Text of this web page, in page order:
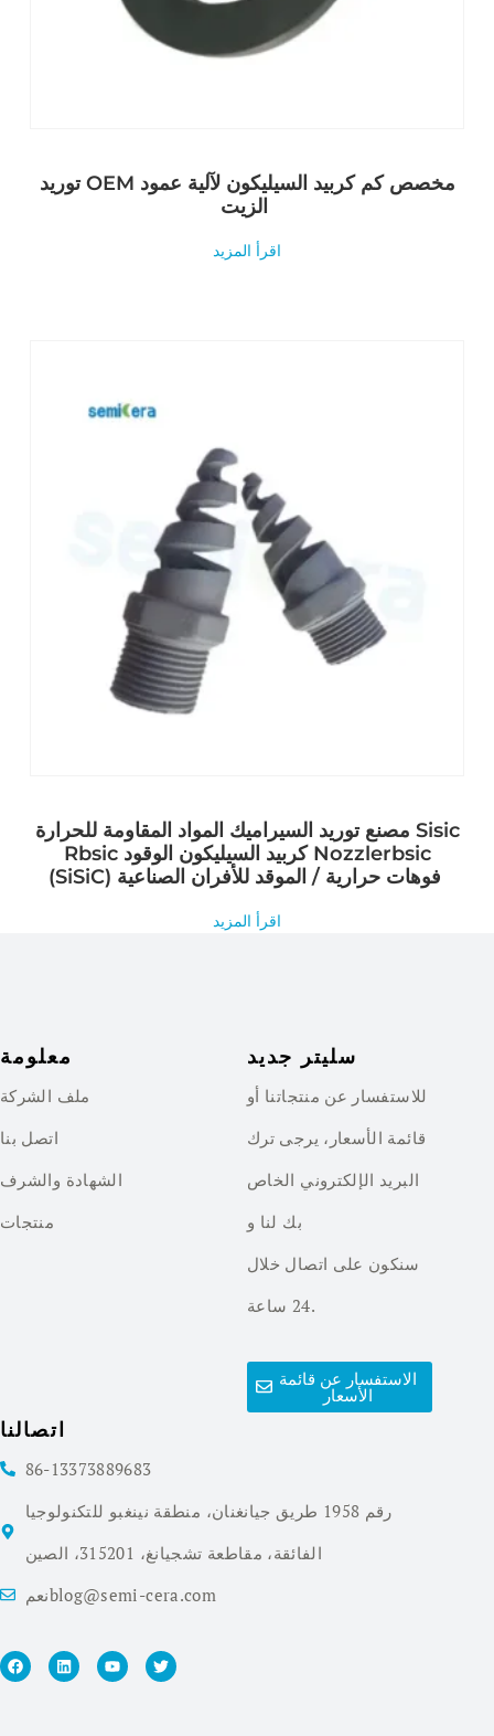
توريد OEM مخصص كم كربيد السيليكون لآلية عمود
اقرأ المزيد
مصنع توريد السيراميك المواد المقاومة للحرارة Sisic
Rbsic كربيد السيليكون الوقود Nozzlerbsic
اقرأ المزيد
معلومة
ملف الشركة
اتصل بنا
الشهادة والشرف
منتجات
سليتر جديد
للاستفسار عن منتجاتنا أو
قائمة الأسعار، يرجى ترك
البريد الإلكتروني الخاص
بك لنا و
سنكون على اتصال خلال
24 ساعة.
الاستفسار عن قائمة
الأسعار
اتصالنا
86-13373889683
رقم 1958 طريق جيانغنان، منطقة نينغبو للتكنولوجيا
الفائقة، مقاطعة تشجيانغ، 315201، الصين
نعمblog@semi-cera.com